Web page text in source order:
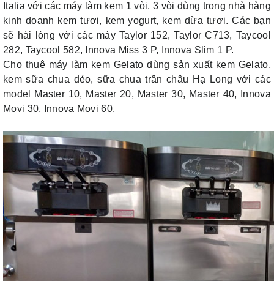
Italia với các máy làm kem 1 vòi, 3 vòi dùng trong nhà hàng
kinh doanh kem tươi, kem yogurt, kem dừa tươi. Các bạn
sẽ hài lòng với các máy Taylor 152, Taylor C713, Taycool
282, Taycool 582, Innova Miss 3 P, Innova Slim 1 P.
Cho thuê máy làm kem Gelato dùng sản xuất kem Gelato,
kem sữa chua dẻo, sữa chua trân châu Hạ Long với các
model Master 10, Master 20, Master 30, Master 40, Innova
Movi 30, Innova Movi 60.